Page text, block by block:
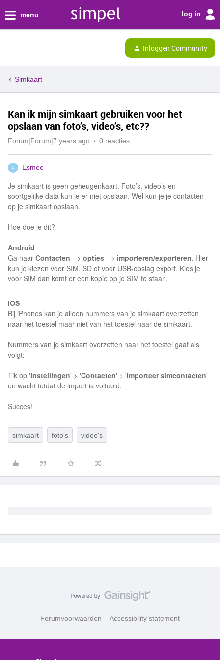
menu log in
Inloggen Community
Simkaart
Kan ik mijn simkaart gebruiken voor het
opslaan van foto’s, video’s, etc??
Forum|Forum|7 years ago 0 reacties
E Esmee
Je simkaart is geen geheugenkaart. Foto’s, video’s en
soortgelijke data kun je er niet opslaan. Wel kun je je contacten
op je simkaart opslaan.
Hoe doe je dit?
Android
Ga naar Contacten --> opties --> importeren/exporteren. Hier
kun je kiezen voor SIM, SD of voor USB-opslag export. Kies je
voor SIM dan komt er een kopie op je SIM te staan.
iOS
Bij iPhones kan je alleen nummers van je simkaart overzetten
naar het toestel maar niet van het toestel naar de simkaart.
Nummers van je simkaart overzetten naar het toestel gaat als
volgt:
Tik op 'Instellingen' > 'Contacten' > 'Importeer simcontacten'
en wacht totdat de import is voltooid.
Succes!
simkaart foto's video's
Forumvoorwaarden Accessibility statement